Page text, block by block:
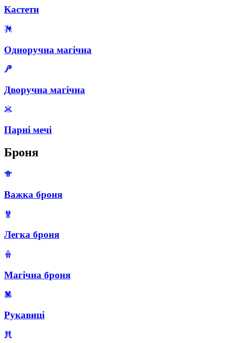
Кастети
Одноручна магічна
Дворучна магічна
Парні мечі
Броня
Важка броня
Легка броня
Магічна броня
Рукавиці